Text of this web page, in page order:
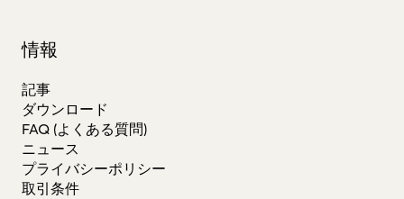
情報
記事
ダウンロード
FAQ (よくある質問)
ニュース
プライバシーポリシー
取引条件